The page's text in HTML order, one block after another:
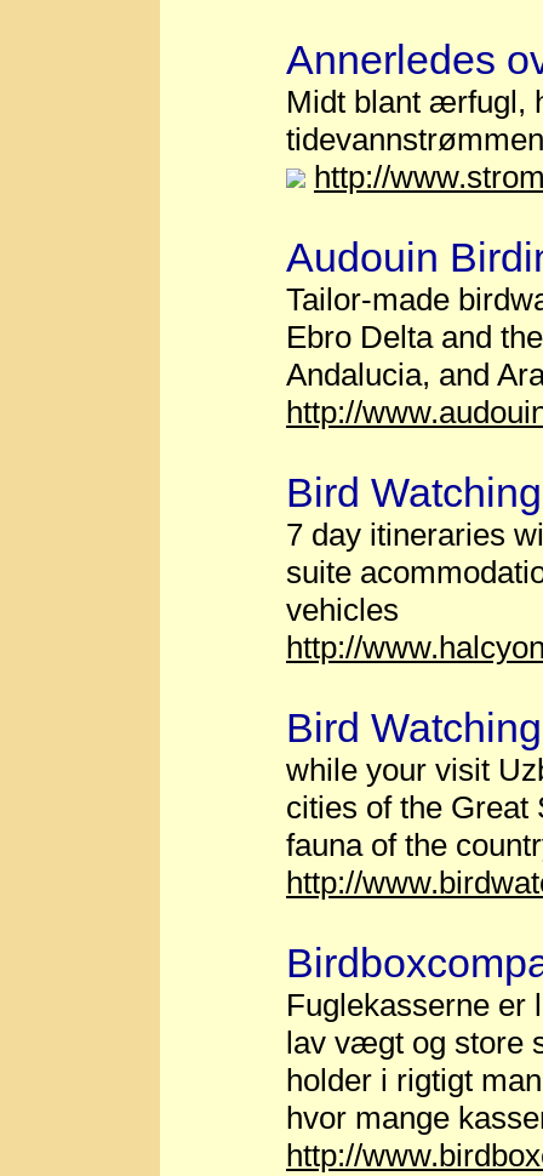
Annerledes
Midt blant ærfugl,
http://
Audouin
Tailor-made
Ebro Delta and
Andalucia, and
http://
Bird
7 day itineraries
suite
vehicles
http://
Bird
while your visit
cities of the Great
fauna of the
http://
Fuglekasserne
lav vægt og store
holder i rigtigt
hvor mange
http://